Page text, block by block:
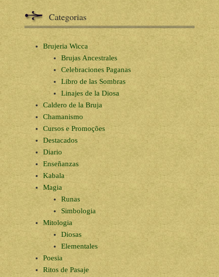
Categorias
Brujeria Wicca
Brujas Ancestrales
Celebraciones Paganas
Libro de las Sombras
Linajes de la Diosa
Caldero de la Bruja
Chamanismo
Cursos e Promoções
Destacados
Diario
Enseñanzas
Kabala
Magia
Runas
Simbologia
Mitologia
Diosas
Elementales
Poesia
Ritos de Pasaje